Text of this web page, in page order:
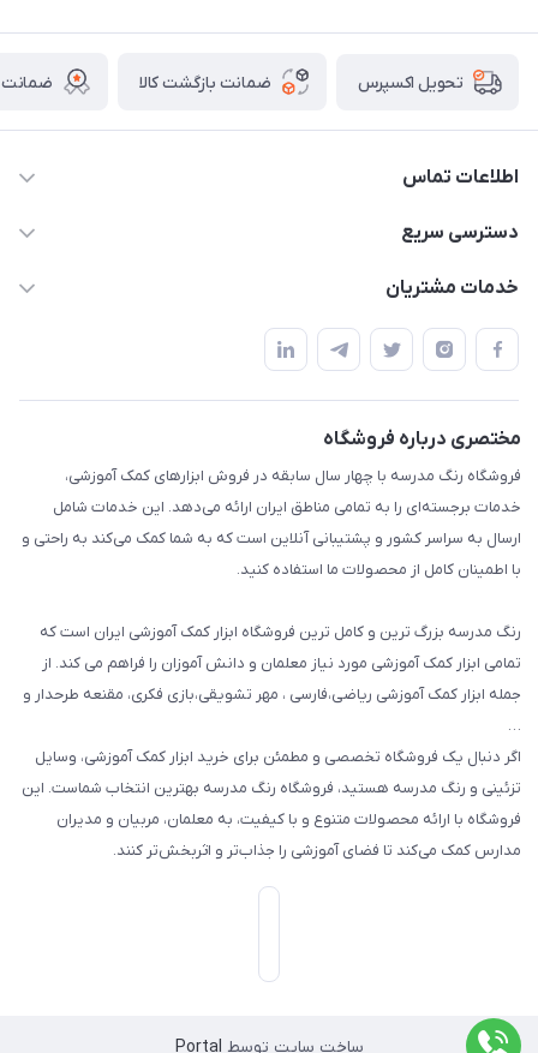
تحویل اکسپرس ضمانت بازگشت کالا ضمانت
اطلاعات تماس
02136781755
دسترسی سریع
پلنر و دفتر
استایل معلم و دانش آموز
بازی و نمایش
تزئین کلاس
طرح های تشویقی
گیفت ها و جوایز
سایر محصولات
خدمات مشتریان
قوانین و مقررات
حریم خصوصی
مختصری درباره فروشگاه
فروشگاه رنگ مدرسه با چهار سال سابقه در فروش ابزارهای کمک آموزشی،
خدمات برجسته‌ای را به تمامی مناطق ایران ارائه می‌دهد. این خدمات شامل
ارسال به سراسر کشور و پشتیبانی آنلاین است که به شما کمک می‌کند به راحتی و
با اطمینان کامل از محصولات ما استفاده کنید.
رنگ مدرسه بزرگ ترین و کامل ترین فروشگاه ابزار کمک آموزشی ایران است که
تمامی ابزار کمک آموزشی مورد نیاز معلمان و دانش آموزان را فراهم می کند. از
جمله ابزار کمک آموزشی ریاضی،فارسی ، مهر تشویقی،بازی فکری، مقنعه طرحدار و
…
اگر دنبال یک فروشگاه تخصصی و مطمئن برای خرید ابزار کمک آموزشی، وسایل
تزئینی و رنگ مدرسه هستید، فروشگاه رنگ مدرسه بهترین انتخاب شماست. این
فروشگاه با ارائه محصولات متنوع و با کیفیت، به معلمان، مربیان و مدیران
مدارس کمک می‌کند تا فضای آموزشی را جذاب‌تر و اثربخش‌تر کنند.
ساخت سایت توسط Portal